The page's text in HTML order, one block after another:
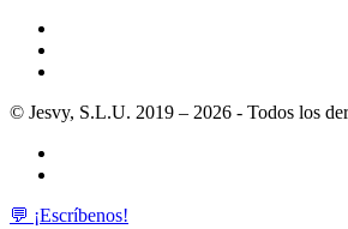
© Jesvy, S.L.U. 2019 – 2026 - Todos los
💬 ¡Escríbenos!